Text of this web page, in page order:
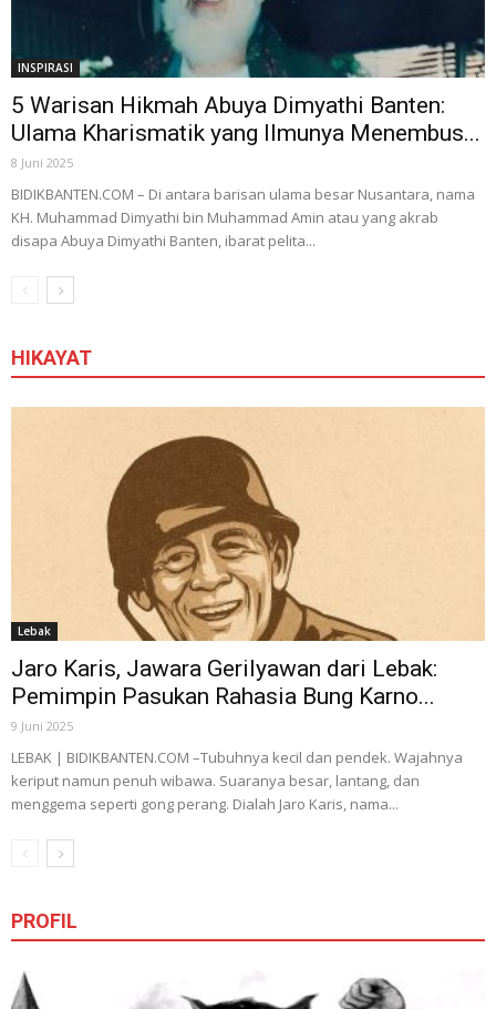
INSPIRASI
5 Warisan Hikmah Abuya Dimyathi Banten:
Ulama Kharismatik yang Ilmunya Menembus...
8 Juni 2025
BIDIKBANTEN.COM – Di antara barisan ulama besar Nusantara, nama
KH. Muhammad Dimyathi bin Muhammad Amin atau yang akrab
disapa Abuya Dimyathi Banten, ibarat pelita...
HIKAYAT
Lebak
Jaro Karis, Jawara Gerilyawan dari Lebak:
Pemimpin Pasukan Rahasia Bung Karno...
9 Juni 2025
LEBAK | BIDIKBANTEN.COM –Tubuhnya kecil dan pendek. Wajahnya
keriput namun penuh wibawa. Suaranya besar, lantang, dan
menggema seperti gong perang. Dialah Jaro Karis, nama...
PROFIL